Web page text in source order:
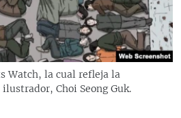
EN CUBA
Watch, la cual refleja la
Choi Seong Guk.